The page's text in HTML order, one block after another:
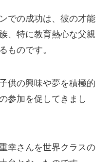
での成功は、彼の才能
、特に教育熱心な父親
ものです。
供の興味や夢を積極的
参加を促してきまし
幸さんを世界クラスの